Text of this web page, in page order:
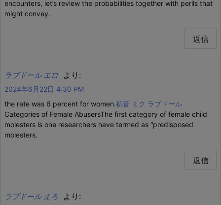
encounters, let’s review the probabilities together with perils that
might convey.
返信
ラブドール エロ より:
2024年6月22日 4:30 PM
the rate was 6 percent for women.初音 ミク ラブドール
Categories of Female AbusersThe first category of female child
molesters is one researchers have termed as “predisposed
molesters.
返信
ラブドール えろ より: